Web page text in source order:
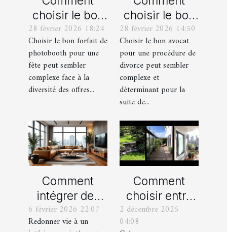
choisir le bon
forfait de
photobooth
pour votre fête
28 février 2026 18:24
Choisir le bon forfait de
photobooth pour une
fête peut sembler
complexe face à la
diversité des offres...
choisir le bon
avocat pour
votre
procédure de
divorce ?
28 février 2026 14:50
Choisir le bon avocat
pour une procédure de
divorce peut sembler
complexe et
déterminant pour la
suite de...
Comment
intégrer des
éléments
vintage dans
6 février 2026 22:07
Redonner vie à un
Comment
choisir entre
un jardin, une
terrasse et un
2 décembre 2025
04:08